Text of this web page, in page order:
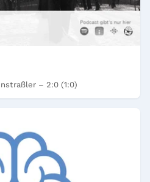
– 2:0 (1:0)